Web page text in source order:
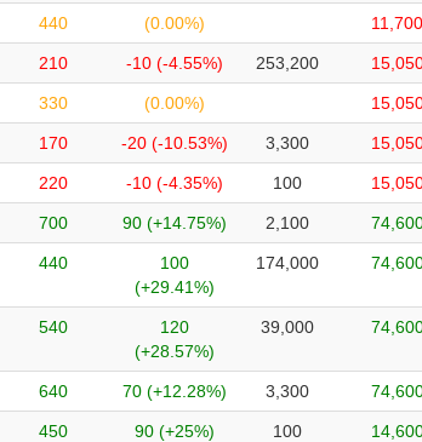
440 (0.00%) 11,700
210 -10 (-4.55%) 253,200
330 (0.00%)
170 -20 (-10.53%) 3,300
220 -10 (-4.35%) 100
700 90 (+14.75%) 2,100
440
100
(+29.41%)
174,000
540
120
(+28.57%)
39,000
640 70 (+12.28%) 3,300
450 90 (+25%) 100